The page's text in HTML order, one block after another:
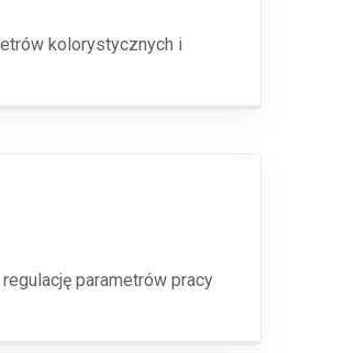
kolorystycznych i
parametrów pracy